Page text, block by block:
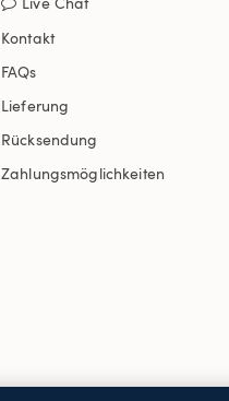
Kontakt
FAQs
Lieferung
Rücksendung
Zahlungsmöglichkeiten